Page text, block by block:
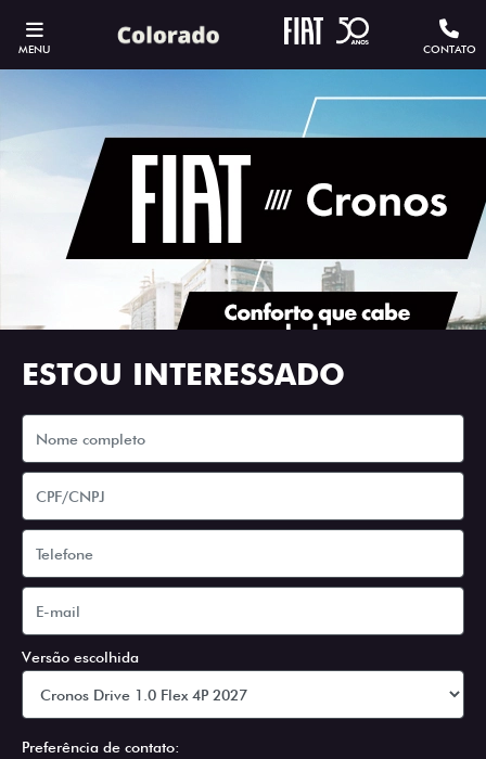
MENU CONTATO
ESTOU INTERESSADO
Versão escolhida
Preferência de contato: